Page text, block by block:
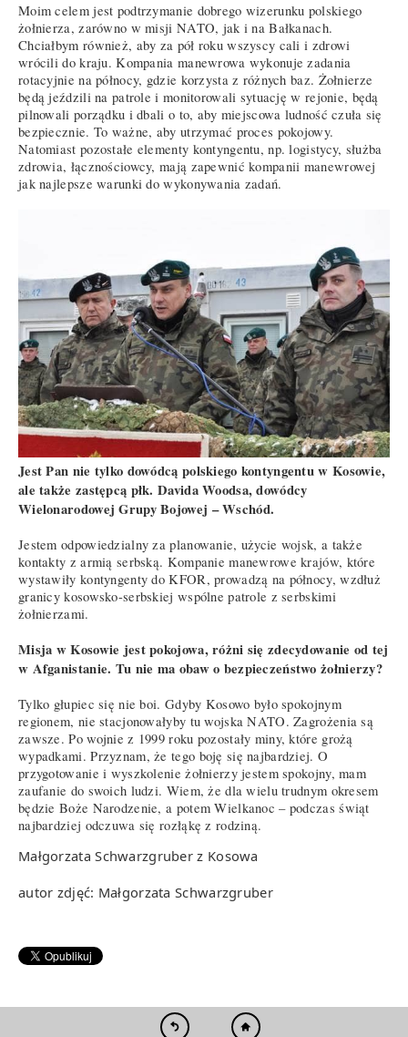
Moim celem jest podtrzymanie dobrego wizerunku polskiego
żołnierza, zarówno w misji NATO, jak i na Bałkanach.
Chciałbym również, aby za pół roku wszyscy cali i zdrowi
wrócili do kraju. Kompania manewrowa wykonuje zadania
rotacyjnie na północy, gdzie korzysta z różnych baz. Żołnierze
będą jeździli na patrole i monitorowali sytuację w rejonie, będą
pilnowali porządku i dbali o to, aby miejscowa ludność czuła się
bezpiecznie. To ważne, aby utrzymać proces pokojowy.
Natomiast pozostałe elementy kontyngentu, np. logistycy, służba
zdrowia, łącznościowcy, mają zapewnić kompanii manewrowej
jak najlepsze warunki do wykonywania zadań.
Jest Pan nie tylko dowódcą polskiego kontyngentu w Kosowie,
ale także zastępcą płk. Davida Woodsa, dowódcy
Wielonarodowej Grupy Bojowej – Wschód.
Jestem odpowiedzialny za planowanie, użycie wojsk, a także
kontakty z armią serbską. Kompanie manewrowe krajów, które
wystawiły kontyngenty do KFOR, prowadzą na północy, wzdłuż
granicy kosowsko-serbskiej wspólne patrole z serbskimi
żołnierzami.
Misja w Kosowie jest pokojowa, różni się zdecydowanie od tej
w Afganistanie. Tu nie ma obaw o bezpieczeństwo żołnierzy?
Tylko głupiec się nie boi. Gdyby Kosowo było spokojnym
regionem, nie stacjonowałyby tu wojska NATO. Zagrożenia są
zawsze. Po wojnie z 1999 roku pozostały miny, które grożą
wypadkami. Przyznam, że tego boję się najbardziej. O
przygotowanie i wyszkolenie żołnierzy jestem spokojny, mam
zaufanie do swoich ludzi. Wiem, że dla wielu trudnym okresem
będzie Boże Narodzenie, a potem Wielkanoc – podczas świąt
najbardziej odczuwa się rozłąkę z rodziną.
Małgorzata Schwarzgruber z Kosowa
autor zdjęć: Małgorzata Schwarzgruber